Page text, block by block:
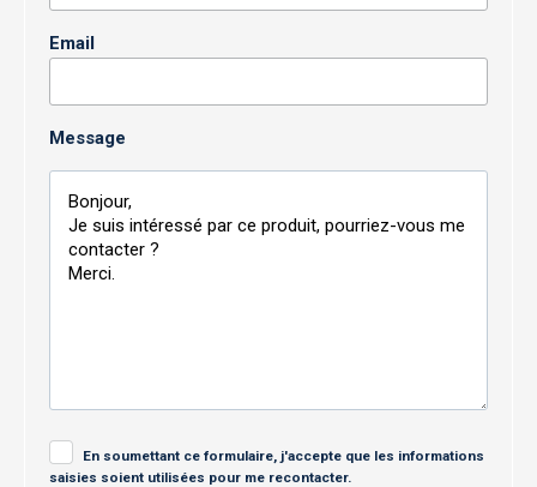
Email
Message
En soumettant ce formulaire, j'accepte que les informations
saisies soient utilisées pour me recontacter.